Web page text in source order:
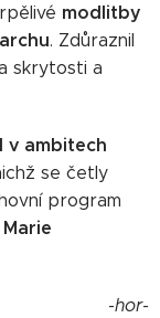
modlitby
. Zdůraznil
skrytosti a
v ambitech
se četly
program
-hor-